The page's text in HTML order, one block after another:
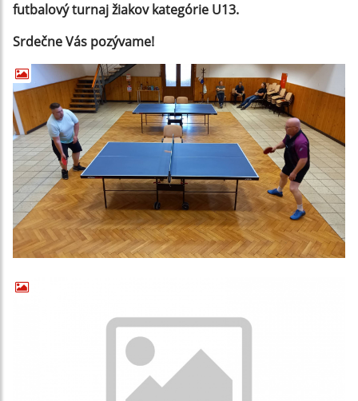
futbalový turnaj žiakov kategórie U13.
Srdečne Vás pozývame!